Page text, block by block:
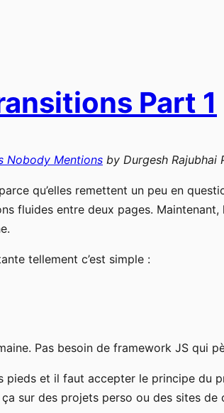
Part 1
Nobody Mentions by Durgesh Rajubhai
qu’elles remettent un peu en
fluides entre deux pages.
tellement c’est simple :
Pas besoin de framework JS qui
et il faut accepter le principe du
sur des projets perso ou des sites de